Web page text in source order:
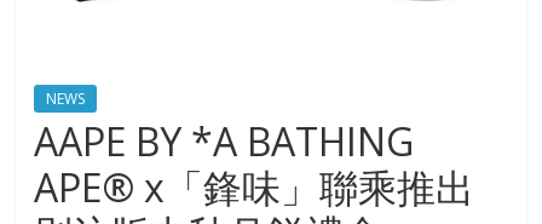
NEWS
AAPE BY *A BATHING
APE® x「鋒味」聯乘推出